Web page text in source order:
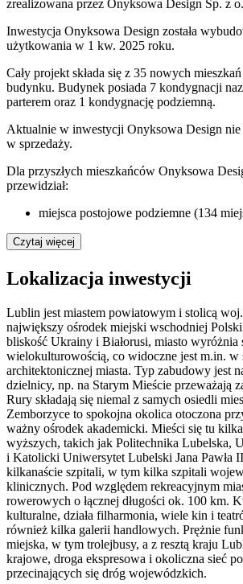
zrealizowana przez Onyksowa Design Sp. z
Inwestycja Onyksowa Design została
użytkowania w 1 kw. 2025 roku.
Cały projekt składa się z 35 nowych
budynku. Budynek posiada 7 kondygnacji
parterem oraz 1 kondygnację podziemną.
Aktualnie w inwestycji Onyksowa Design nie
w sprzedaży.
Dla przyszłych mieszkańców Onyksowa
przewidział:
miejsca postojowe podziemne (134
Czytaj więcej
Lokalizacja inwestycji
Lublin jest miastem powiatowym i stolicą
największy ośrodek miejski wschodniej
bliskość Ukrainy i Białorusi, miasto wyróżnia
wielokulturowością, co widoczne jest m.in. w
architektonicznej miasta. Typ zabudowy jest
dzielnicy, np. na Starym Mieście przeważają
Rury składają się niemal z samych osiedli
Zemborzyce to spokojna okolica otoczona
ważny ośrodek akademicki. Mieści się tu
wyższych, takich jak Politechnika Lubelska,
i Katolicki Uniwersytet Lubelski Jana Pawła
kilkanaście szpitali, w tym kilka szpitali
klinicznych. Pod względem rekreacyjnym
rowerowych o łącznej długości ok. 100 km.
kulturalne, działa filharmonia, wiele kin i
również kilka galerii handlowych. Prężnie
miejska, w tym trolejbusy, a z resztą kraju
krajowe, droga ekspresowa i okoliczna sieć
przecinających się dróg wojewódzkich.